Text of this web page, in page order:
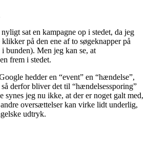
sat en kampagne op i stedet, da jeg
på den ene af to søgeknapper på
bunden). Men jeg kan se, at
frem i stedet.
hedder en “event” en “hændelse”,
derfor bliver det til “hændelsessporing”
synes jeg nu ikke, at der er noget galt med,
oversættelser kan virke lidt underlig,
udtryk.